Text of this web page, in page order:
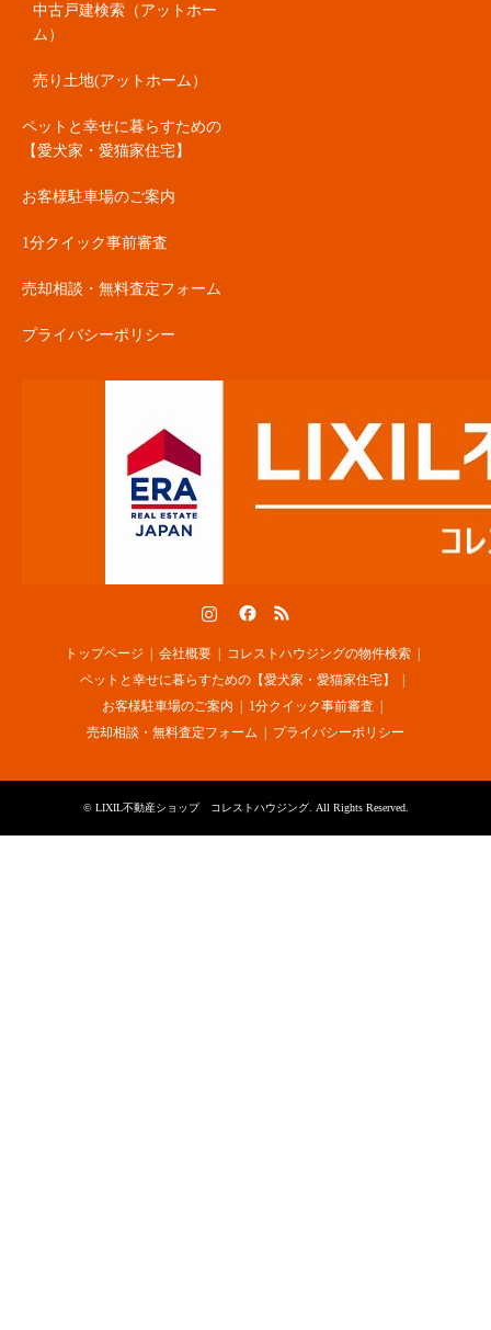
中古戸建検索（アットホー
ム）
売り土地(アットホーム）
ペットと幸せに暮らすための
【愛犬家・愛猫家住宅】
お客様駐車場のご案内
1分クイック事前審査
売却相談・無料査定フォーム
プライバシーポリシー
トップページ 会社概要
コレストハウジングの物件検索
ペットと幸せに暮らすための【愛犬家・愛猫家住宅】
お客様駐車場のご案内
1分クイック事前審査
売却相談・無料査定フォーム
プライバシーポリシー
© LIXIL不動産ショップ コレストハウジング. All Rights Reserved.